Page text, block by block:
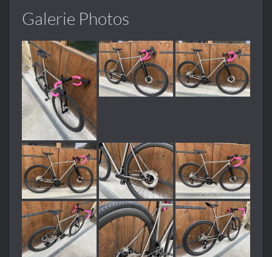
Galerie Photos